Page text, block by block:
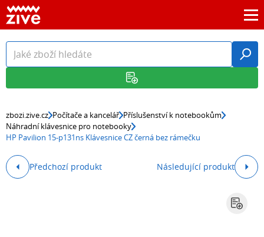
zbozi.zive.cz Počítače a kancelář Příslušenství k notebookům
Náhradní klávesnice pro notebooky
HP Pavilion 15-p131ns Klávesnice CZ černá bez rámečku
Předchozí produkt Následující produkt